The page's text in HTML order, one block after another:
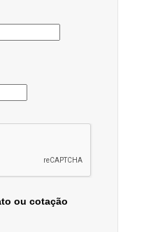
ou cotação